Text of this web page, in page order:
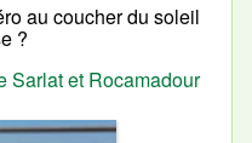
au coucher du soleil
?
Sarlat et Rocamadour